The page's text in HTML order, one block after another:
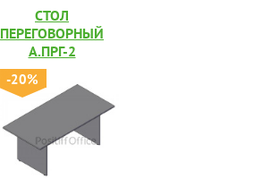
СТОЛ
ПЕРЕГОВОРНЫЙ
А.ПРГ-2
-20%